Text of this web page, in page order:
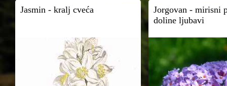
Jasmin - kralj cveća
Jorgovan - mirisni
doline ljubavi